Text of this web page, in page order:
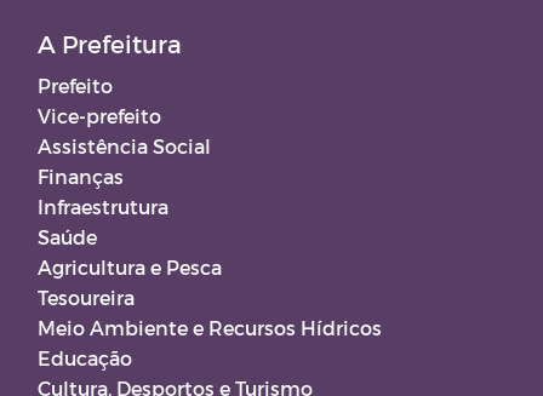
A Prefeitura
Prefeito
Vice-prefeito
Assistência Social
Finanças
Infraestrutura
Saúde
Agricultura e Pesca
Tesoureira
Meio Ambiente e Recursos Hídricos
Educação
Cultura, Desportos e Turismo